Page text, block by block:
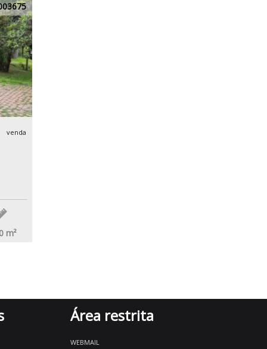
venda
m²
Área restrita
WEBMAIL